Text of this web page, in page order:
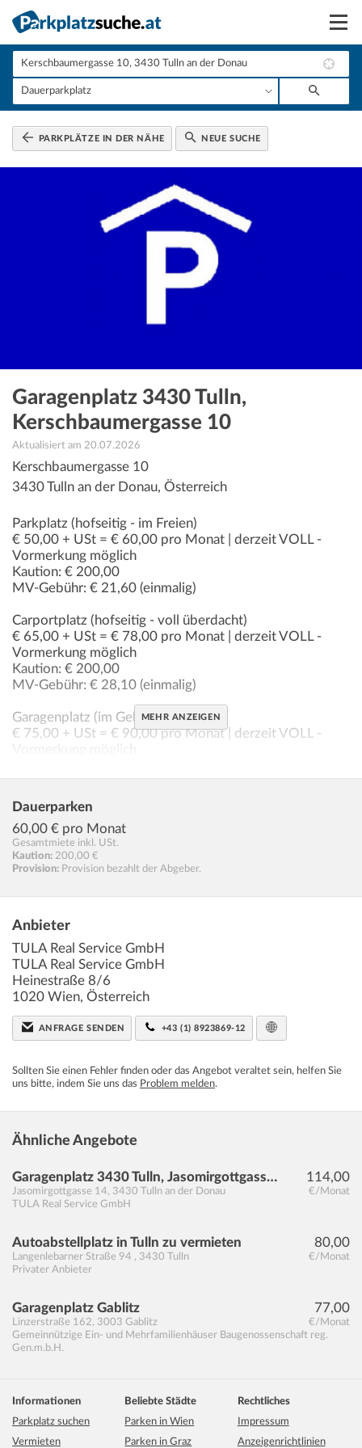
Suchen
Vermieten
Anmelden
PARKPLÄTZE IN DER NÄHE NEUE SUCHE
Garagenplatz 3430 Tulln,
Kerschbaumergasse 10
Aktualisiert am 20.07.2026
Kerschbaumergasse 10
3430Tulln an der Donau, Österreich
Parkplatz (hofseitig - im Freien)
€ 50,00 + USt = € 60,00 pro Monat | derzeit VOLL -
Vormerkung möglich
Kaution: € 200,00
MV-Gebühr: € 21,60 (einmalig)
Carportplatz (hofseitig - voll überdacht)
€ 65,00 + USt = € 78,00 pro Monat | derzeit VOLL -
Vormerkung möglich
Kaution: € 200,00
MV-Gebühr: € 28,10 (einmalig)
Garagenplatz (im Gebäude)
€ 75,00 + USt = € 90,00 pro Monat | derzeit VOLL -
Vormerkung möglich
MV-Gebühr: € 32,40 (einmalig)
Garagenplatz XL-Platz (Auto + Motorrad) (im Gebäude)
€ 85,00 + USt = € 102,00 pro Monat | derzeit VOLL -
Vormerkung möglich
Kaution: € 200,00
MV-Gebühr: € 36,70 (einmalig)
Ein- und Ausfahrt sowie Zugang direkt von der
Kerschbaumergasse
unbefristeter Vertrag | 6 Monate Mindestmietdauer |
Infrastruktur / Entfernungen
Gesundheit
Arzt
MEHR ANZEIGEN
Dauerparken
60,00 € pro Monat
Gesamtmiete inkl. USt.
Kaution: 200,00 €
Provision: Provision bezahlt der Abgeber.
Anbieter
TULA Real Service GmbH
TULA Real Service GmbH
Heinestraße 8/6
1020 Wien, Österreich
ANFRAGE SENDEN +43 (1) 8923869-12
Sollten Sie einen Fehler finden oder das Angebot veraltet sein, helfen Sie
uns bitte, indem Sie uns das Problem melden.
Ähnliche Angebote
114,00
€/Monat
Garagenplatz 3430 Tulln, Jasomirgottgasse 14
Jasomirgottgasse 14, 3430 Tulln an der Donau
TULA Real Service GmbH
80,00
€/Monat
Autoabstellplatz in Tulln zu vermieten
Langenlebarner Straße 94 , 3430 Tulln
Privater Anbieter
77,00
€/Monat
Garagenplatz Gablitz
Linzerstraße 162, 3003 Gablitz
Gemeinnützige Ein- und Mehrfamilienhäuser Baugenossenschaft reg.
Gen.m.b.H.
Informationen
Parkplatz suchen
Vermieten
Beliebte Städte
Parken in Wien
Parken in Graz
Rechtliches
Impressum
Anzeigenrichtlinien